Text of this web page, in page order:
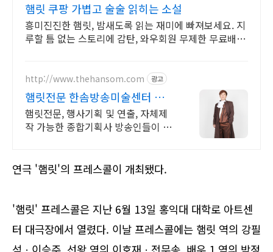
햄릿 쿠팡 가볍고 술술 읽히는 소설
흥미진진한 햄릿, 밤새도록 읽는 재미에 빠져보세요. 지
루할 틈 없는 스토리에 감탄, 와우회원 무제한 무료배송
http://www.thehansom.com 광고
햄릿전문 한솜방송미술센터 당일
배송 및 수령가능!
햄릿전문, 행사기획 및 연출, 자체제
작 가능한 종합기획사 방송인들이 사
연극 '햄릿'의 프레스콜이 개최됐다.
'햄릿' 프레스콜은 지난 6월 13일 홍익대 대학로 아트센
터 대극장에서 열렸다. 이날 프레스콜에는 햄릿 역의 강필